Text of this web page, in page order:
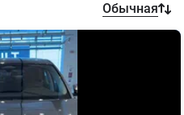
Обычная